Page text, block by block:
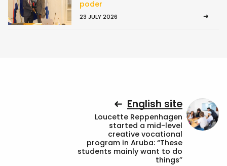
poder
23 JULY 2026
English site
Loucette Reppenhagen
started a mid-level
creative vocational
program in Aruba: “These
students mainly want to do
things”